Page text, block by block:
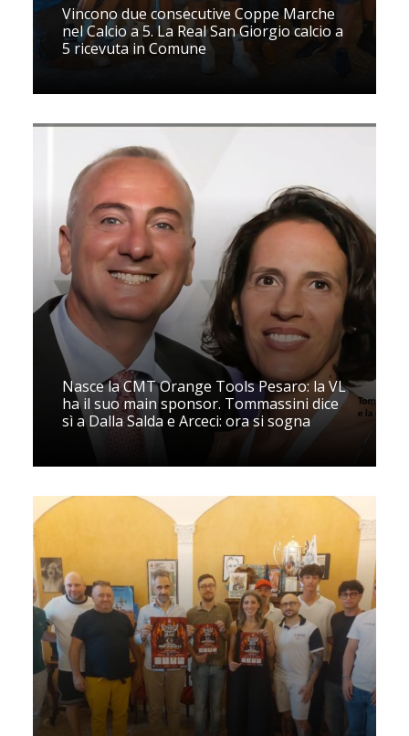
Vincono due consecutive Coppe Marche
nel Calcio a 5. La Real San Giorgio calcio a
5 ricevuta in Comune
Nasce la CMT Orange Tools Pesaro: la VL
ha il suo main sponsor. Tommassini dice
sì a Dalla Salda e Arceci: ora si sogna